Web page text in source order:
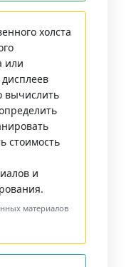
холста
или
вычислить
стоимость
и
материалов